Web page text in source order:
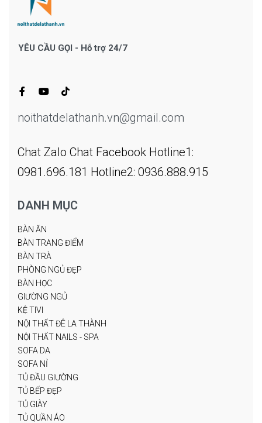
YÊU CẦU GỌI - Hỗ trợ 24/7
noithatdelathanh.vn@gmail.com
Chat Zalo Chat Facebook Hotline1:
0981.696.181 Hotline2: 0936.888.915
DANH MỤC
BÀN ĂN
BÀN TRANG ĐIỂM
BÀN TRÀ
PHÒNG NGỦ ĐẸP
BÀN HỌC
GIƯỜNG NGỦ
KỆ TIVI
NỘI THẤT ĐÊ LA THÀNH
NỘI THẤT NAILS - SPA
SOFA DA
SOFA NỈ
TỦ ĐẦU GIƯỜNG
TỦ BẾP ĐẸP
TỦ GIÀY
TỦ QUẦN ÁO